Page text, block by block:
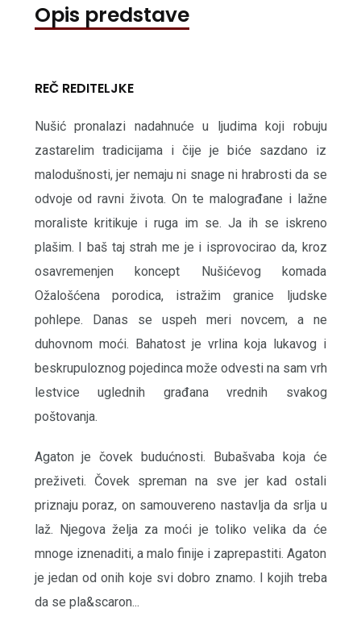
Opis predstave
REČ REDITELJKE
Nušić pronalazi nadahnuće u ljudima koji robuju
zastarelim tradicijama i čije je biće sazdano iz
malodušnosti, jer nemaju ni snage ni hrabrosti da se
odvoje od ravni života. On te malograđane i lažne
moraliste kritikuje i ruga im se. Ja ih se iskreno
plašim. I baš taj strah me je i isprovocirao da, kroz
osavremenjen koncept Nušićevog komada
Ožalošćena porodica, istražim granice ljudske
pohlepe. Danas se uspeh meri novcem, a ne
duhovnom moći. Bahatost je vrlina koja lukavog i
beskrupuloznog pojedinca može odvesti na sam vrh
lestvice uglednih građana vrednih svakog
poštovanja.
Agaton je čovek budućnosti. Bubašvaba koja će
preživeti. Čovek spreman na sve jer kad ostali
priznaju poraz, on samouvereno nastavlja da srlja u
laž. Njegova želja za moći je toliko velika da će
mnoge iznenaditi, a malo finije i zaprepastiti. Agaton
je jedan od onih koje svi dobro znamo. I kojih treba
da se pla&scaron...